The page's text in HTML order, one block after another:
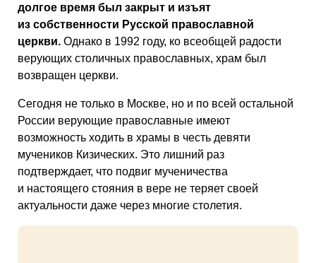
долгое время был закрыт и изъят
из собственности Русской православной
церкви. Однако в 1992 году, ко всеобщей радости
верующих столичных православных, храм был
возвращен церкви.
Сегодня не только в Москве, но и по всей остальной
России верующие православные имеют
возможность ходить в храмы в честь девяти
мучеников Кизических. Это лишний раз
подтверждает, что подвиг мученичества
и настоящего стояния в вере не теряет своей
актуальности даже через многие столетия.